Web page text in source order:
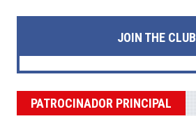
JOIN THE CLUB
PATROCINADOR PRINCIPAL